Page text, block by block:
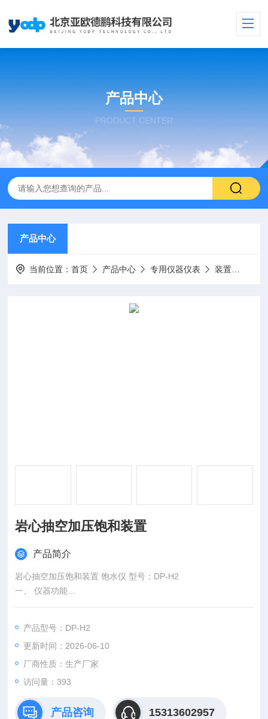
产品中心
PRODUCT CENTER
产品中心
当前位置：首页 产品中心 专用仪器仪表 装置
岩心抽空加压饱和装置
产品简介
岩心抽空加压饱和装置 饱水仪 型号：DP-H2
一、 仪器功能
将岩心抽空，再加高压，使岩心充份饱和实验流体。
1、 真空度：-0.098
2、 工作压力：＜50Mpa
3、 样品室尺寸：¢120x250mm
产品型号：DP-H2
更新时间：2026-06-10
厂商性质：生产厂家
访问量：393
产品咨询 15313602957